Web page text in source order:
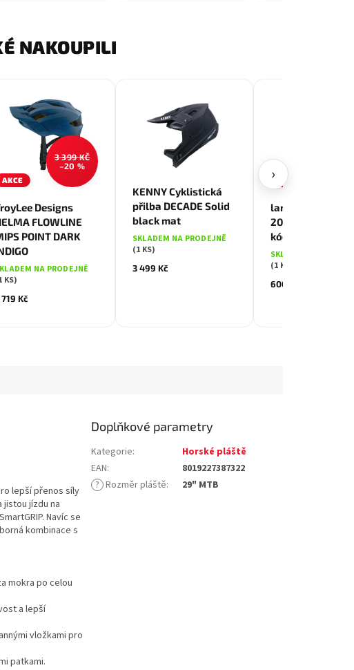
NAKOUPILI
AKCE
3 399 KČ
–20 %
Designs
FLOWLINE
POINT DARK
NA PRODEJNĚ
KS)
Kč
KENNY Cyklistická
přilba DECADE Solid
black mat
SKLADEM NA PRODEJNĚ
(1 KS)
3 499 Kč
AKCE
lankový zámek
205/200 černý
kódový
SKLADEM NA
(1 KS)
600 Kč
›
lepší přenos síly
jízdu na
Navíc se
kombinace s
mokra po celou
a lepší
vložkami pro
patkami.
Doplňkové parametry
Kategorie:
Horské pláště
EAN:
8019227387322
? Rozměr pláště: 29" MTB